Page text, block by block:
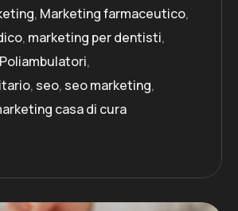
, Marketing farmaceutico,
, marketing per dentisti,
,
, seo, seo marketing,
casa di cura